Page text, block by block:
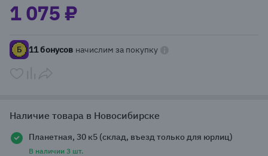
of
1
1 075 ₽
11 бонусов начислим за покупку
Наличие товара в Новосибирске
Планетная, 30 к5 (склад, въезд только для юрлиц)
В наличии 3 шт.